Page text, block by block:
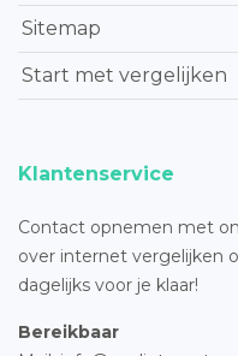
Sitemap
Start met vergelijken
Klantenservice
Contact opnemen met
over internet vergelijken
dagelijks voor je klaar!
Bereikbaar